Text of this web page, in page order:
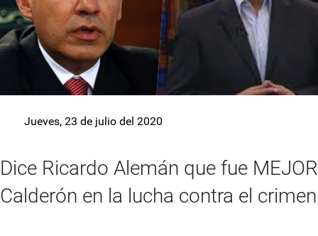
Jueves, 23 de julio del 2020
Dice Ricardo Alemán que fue MEJOR
Calderón en la lucha contra el crimen